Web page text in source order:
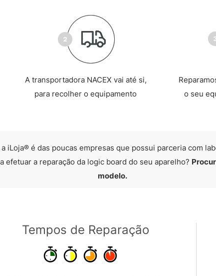
A transportadora NACEX vai até si,
para recolher o equipamento
o seu
a iLoja® é das poucas empresas que possui parceria com
efetuar a reparação da logic board do seu aparelho?
modelo.
Tempos de Reparação